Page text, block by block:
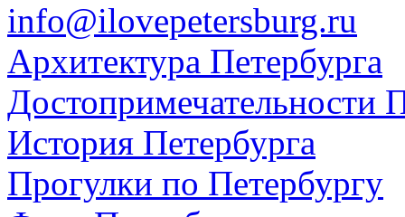
info@ilovepetersburg.ru
Архитектура Петербурга
Достопримечательности
История Петербурга
Прогулки по Петербургу